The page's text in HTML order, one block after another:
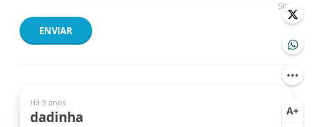
500
ENVIAR
Há 9 anos
dadinha